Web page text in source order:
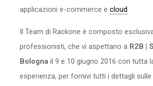
applicazioni e-commerce e cloud.
Il Team di Rackone è composto
professionisti, che vi aspettano a R2B |
Bologna il 9 e 10 giugno 2016 con tutta
esperienza, per fornivi tutti i dettagli